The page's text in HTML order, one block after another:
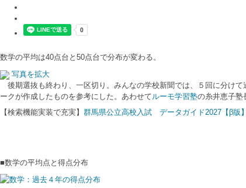
数学の平均は40点台と50点台で分布が変わる。
写真を拡大
後期選抜も終わり、一区切り。みんなの学校新聞では、５回に分け
ークが作成したものを参考にした。あわせてルーモ学習塾の糸井恵子塾
【検索機能実装で充実】 群馬県公立高校入試 データガイド2027【β版
■数学の平均点と得点分布